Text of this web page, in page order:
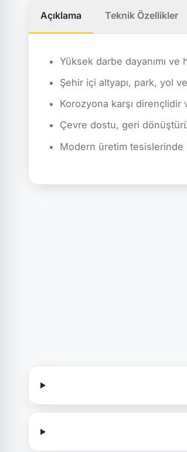
Açıklama Teknik Özellikler
Yüksek darbe dayanımı ve
Şehir içi altyapı, park, yol
Korozyona karşı dirençlidir
Çevre dostu, geri
Modern üretim